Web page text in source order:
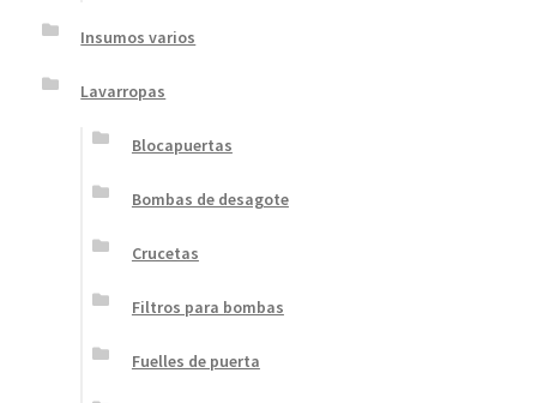
Insumos varios
Lavarropas
Blocapuertas
Bombas de desagote
Crucetas
Filtros para bombas
Fuelles de puerta